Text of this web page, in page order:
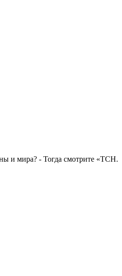
и мира? - Тогда смотрите «ТСН.